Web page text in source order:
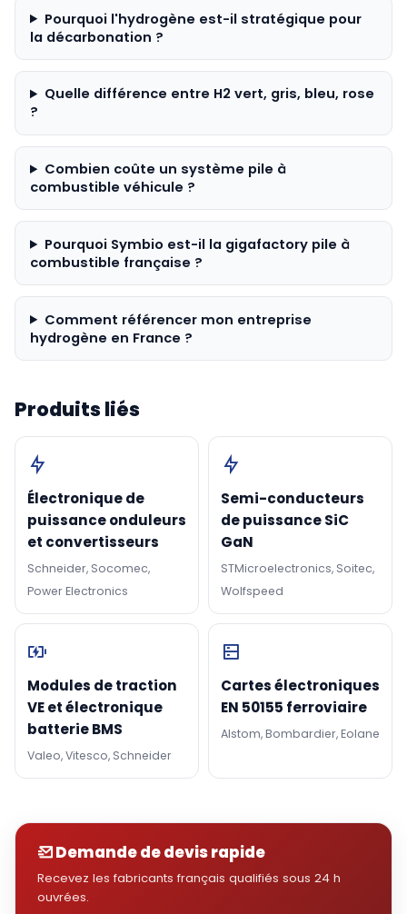
Pourquoi l'hydrogène est-il stratégique pour
la décarbonation ?
Quelle différence entre H2 vert, gris, bleu, rose
?
Combien coûte un système pile à
combustible véhicule ?
Pourquoi Symbio est-il la gigafactory pile à
combustible française ?
Comment référencer mon entreprise
hydrogène en France ?
Produits liés
Électronique de
puissance onduleurs
et convertisseurs
Schneider, Socomec,
Power Electronics
Semi-conducteurs
de puissance SiC
GaN
STMicroelectronics, Soitec,
Wolfspeed
Modules de traction
VE et électronique
batterie BMS
Valeo, Vitesco, Schneider
Cartes électroniques
EN 50155 ferroviaire
Alstom, Bombardier, Eolane
Demande de devis rapide
Recevez les fabricants français qualifiés sous 24 h
ouvrées.